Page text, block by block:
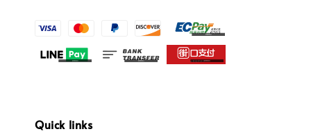
Quick links